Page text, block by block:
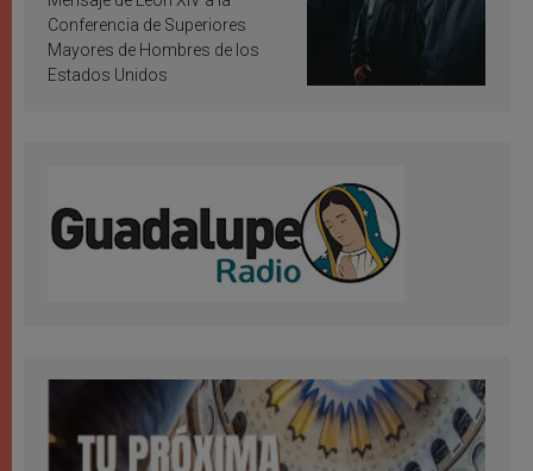
Conferencia de Superiores
Mayores de Hombres de los
Estados Unidos